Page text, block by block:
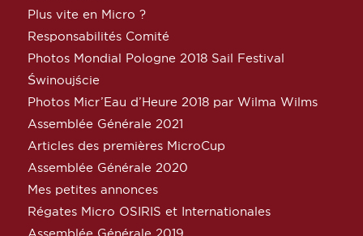
Plus vite en Micro ?
Responsabilités Comité
Photos Mondial Pologne 2018 Sail Festival
Świnoujście
Photos Micr’Eau d’Heure 2018 par Wilma Wilms
Assemblée Générale 2021
Articles des premières MicroCup
Assemblée Générale 2020
Mes petites annonces
Régates Micro OSIRIS et Internationales
Assemblée Générale 2019